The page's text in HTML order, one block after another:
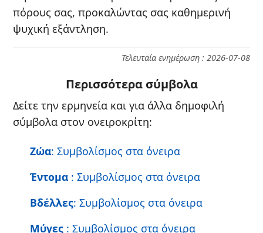
πόρους σας, προκαλώντας σας καθημερινή
ψυχική εξάντληση.
Τελευταία ενημέρωση : 2026-07-08
Περισσότερα σύμβολα
Δείτε την ερμηνεία και για άλλα δημοφιλή
σύμβολα στον ονειροκρίτη:
Ζώα: Συμβολίσμος στα όνειρα
Έντομα : Συμβολίσμος στα όνειρα
Βδέλλες: Συμβολίσμος στα όνειρα
Μύγες : Συμβολίσμος στα όνειρα